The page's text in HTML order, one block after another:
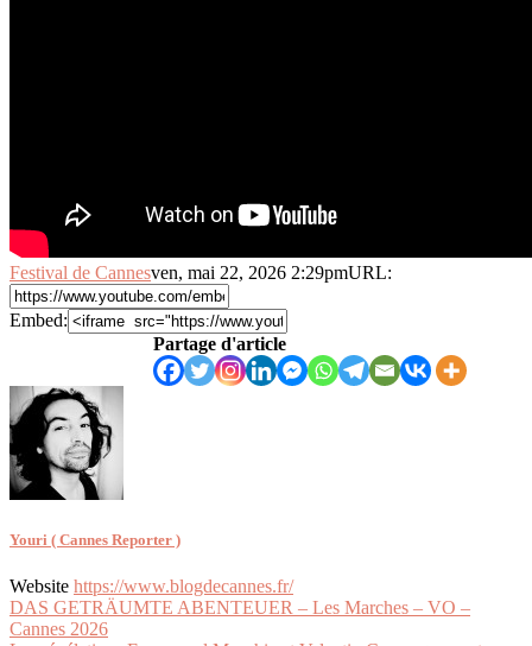
Festival de Cannesven, mai 22, 2026 2:29pmURL:
Embed:
Partage d'article
Youri ( Cannes Reporter )
Website https://www.blogdecannes.fr/
Navigation
DAS GETRÄUMTE ABENTEUER – Les Marches – VO –
Cannes 2026